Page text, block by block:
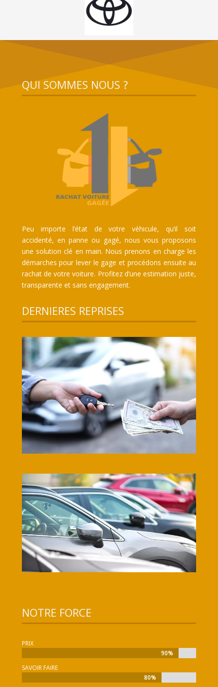
QUI SOMMES NOUS ?
Peu importe l’état de votre véhicule, qu’il soit
accidenté, en panne ou gagé, nous vous proposons
une solution clé en main. Nous prenons en charge les
démarches pour lever le gage et procédons ensuite au
rachat de votre voiture. Profitez d’une estimation juste,
transparente et sans engagement.
DERNIERES REPRISES
NOTRE FORCE
PRIX
90%
90%
SAVOIR FAIRE
80%
80%